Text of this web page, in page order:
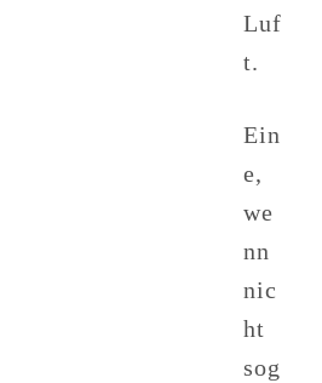
Luf
t.
Ein
e,
we
nn
nic
ht
sog